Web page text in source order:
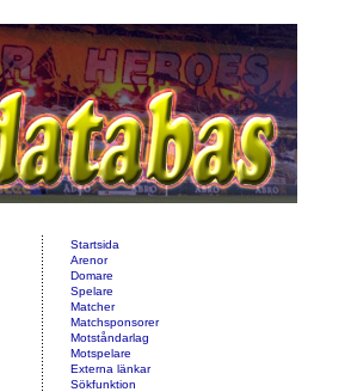
Startsida
Arenor
Domare
Spelare
Matcher
Matchsponsorer
Motståndarlag
Motspelare
Externa länkar
Sökfunktion